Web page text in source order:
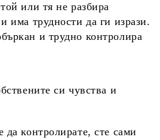
или тя не разбира
има трудности да ги изрази.
и трудно контролира
си чувства и
контролирате, сте сами